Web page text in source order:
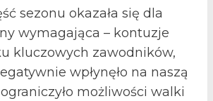
sezonu okazała się dla
wymagająca – kontuzje
kluczowych zawodników,
wpłynęło na naszą
możliwości walki